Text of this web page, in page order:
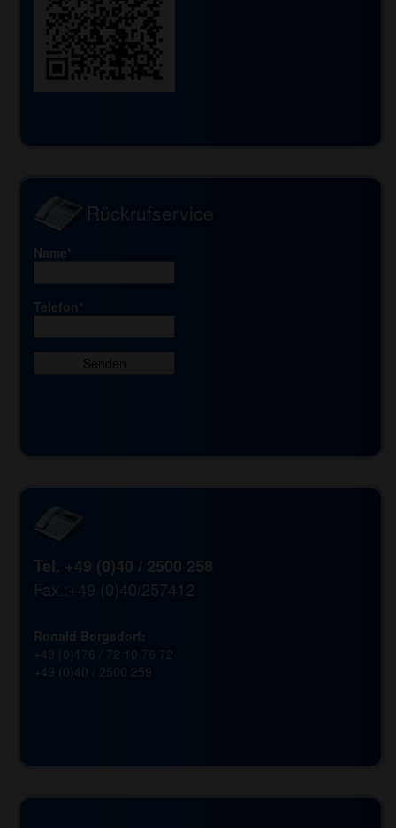
Rückrufservice
Name*
Telefon*
Tel. +49 (0)40 / 2500 258
Fax.:+49 (0)40/257412
Ronald Borgsdorf:
+49 (0)176 / 72 10 76 72
+49 (0)40 / 2500 259